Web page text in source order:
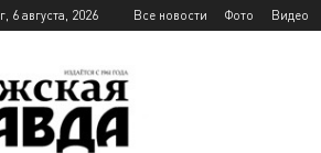
6 августа, 2026 Все новости Фото Видео